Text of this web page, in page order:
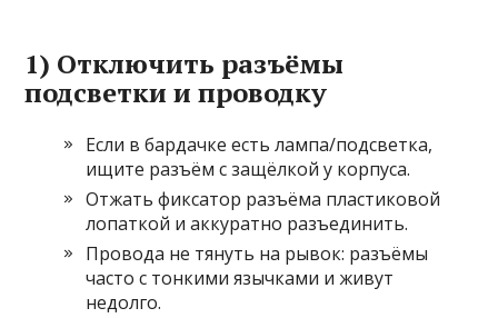
1) Отключить разъёмы
подсветки и проводку
Если в бардачке есть лампа/подсветка,
ищите разъём с защёлкой у корпуса.
Отжать фиксатор разъёма пластиковой
лопаткой и аккуратно разъединить.
Провода не тянуть на рывок: разъёмы
часто с тонкими язычками и живут
недолго.